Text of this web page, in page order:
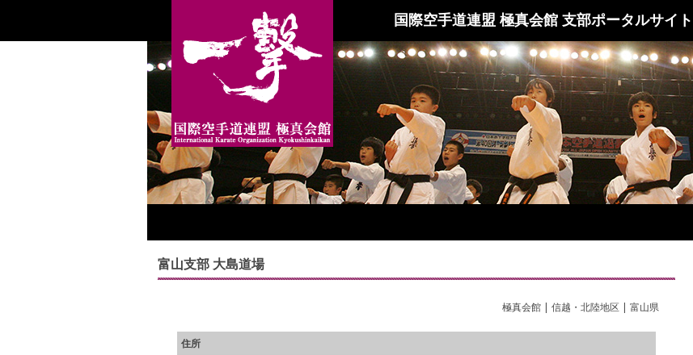
国際空手道連盟 極真会館 支部ポータルサイト
富山支部 大島道場
極真会館 | 信越・北陸地区 | 富山県
住所